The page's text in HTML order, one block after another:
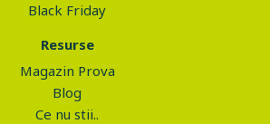
Black Friday
Resurse
Magazin Prova
Blog
Ce nu stii..